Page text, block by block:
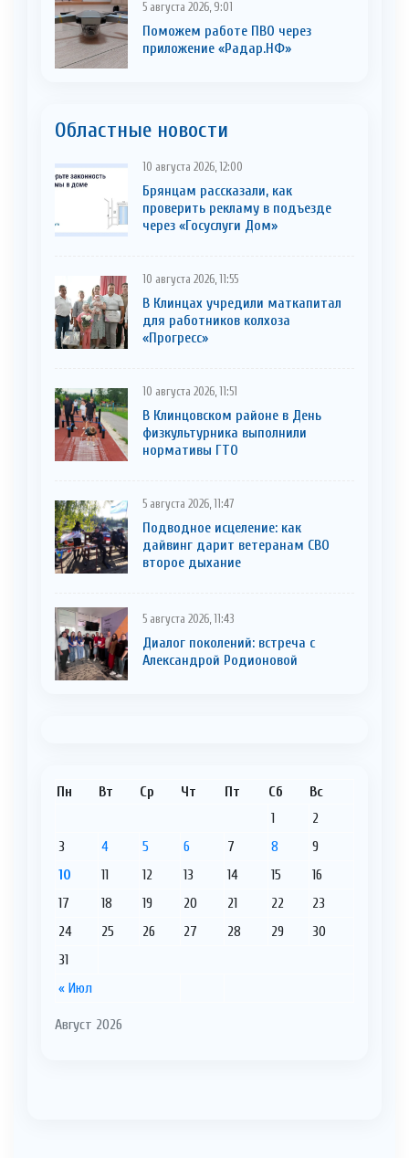
5 августа 2026, 9:01
Поможем работе ПВО через
приложение «Радар.НФ»
Областные новости
10 августа 2026, 12:00
Брянцам рассказали, как
проверить рекламу в подъезде
через «Госуслуги Дом»
10 августа 2026, 11:55
В Клинцах учредили маткапитал
для работников колхоза
«Прогресс»
10 августа 2026, 11:51
В Клинцовском районе в День
физкультурника выполнили
нормативы ГТО
5 августа 2026, 11:47
Подводное исцеление: как
дайвинг дарит ветеранам СВО
второе дыхание
5 августа 2026, 11:43
Диалог поколений: встреча с
Александрой Родионовой
Август 2026
Пн Вт Ср Чт Пт Сб Вс
« Июл
1
2
3
4 5 6 7 8
9
10
11 12 13 14 15
16
17
18 19 20 21 22
23
24
25 26 27 28 29
30
31